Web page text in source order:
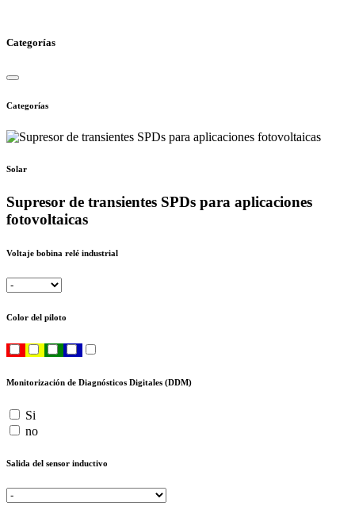
Categorías
Categorías
Solar
Supresor de transientes SPDs para aplicaciones
fotovoltaicas
Voltaje bobina relé industrial
Color del piloto
Monitorización de Diagnósticos Digitales (DDM)
Si
no
Salida del sensor inductivo